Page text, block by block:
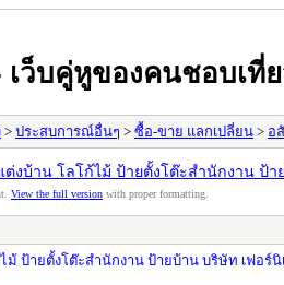
ว็บคู่หูของคนชอบเที่
> ประสบการณ์อื่นๆ > ซื้อ-ขาย แลกเปลี่ยน > อ
งบ้าน โลโก้ไม้ ป้ายตั้งโต๊ะสำนักงาน ป้
View the full version with proper formatting.
ป้ายตั้งโต๊ะสำนักงาน ป้ายบ้าน บริษัท เฟอร์